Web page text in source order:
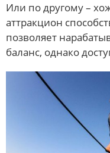
Или по другому –
аттракцион
позволяет
баланс, однако